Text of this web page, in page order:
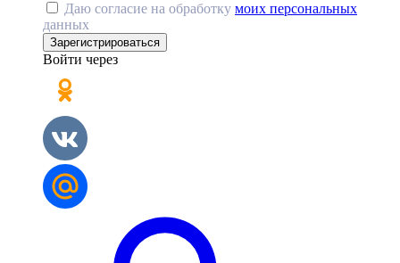
Даю согласие на обработку моих персональных
данных
Зарегистрироваться
Войти через